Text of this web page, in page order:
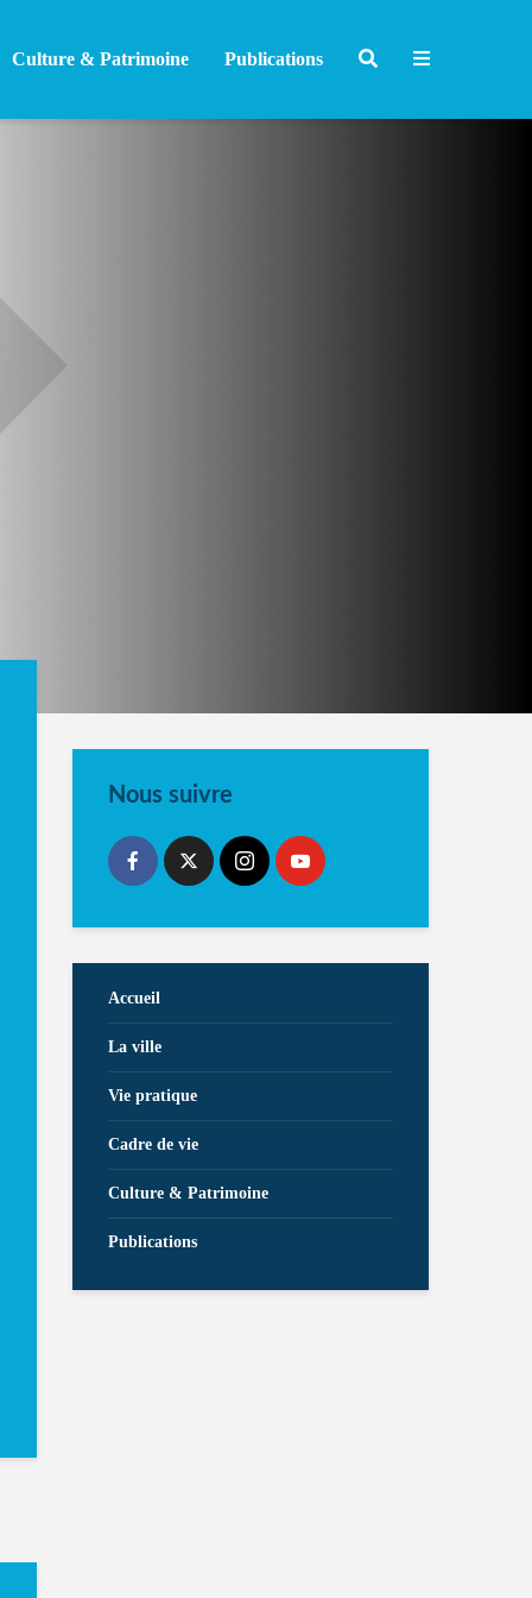
Culture & Patrimoine Publications
Nous suivre
Accueil
La ville
Vie pratique
Cadre de vie
Culture & Patrimoine
Publications